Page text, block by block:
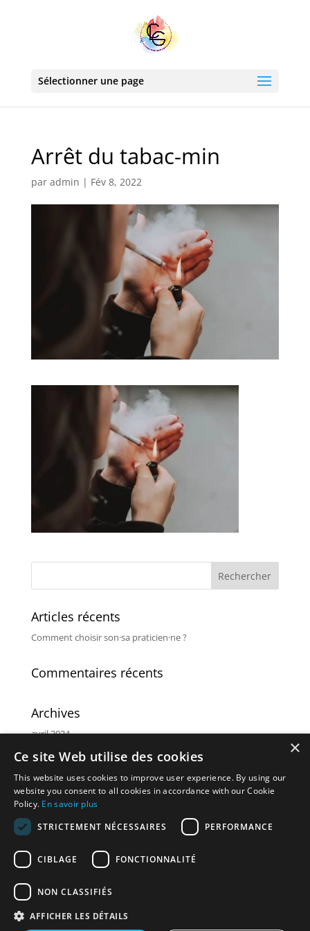
Sélectionner une page
Arrêt du tabac-min
par admin | Fév 8, 2022
Articles récents
Comment choisir son·sa praticien·ne ?
Commentaires récents
Archives
avril 2024
Non classé
Méta
Flux des publications
Flux des commentaires
×
Ce site Web utilise des cookies
This website uses cookies to improve user experience. By using our
website you consent to all cookies in accordance with our Cookie
Policy. En savoir plus
STRICTEMENT NÉCESSAIRES
PERFORMANCE
CIBLAGE FONCTIONNALITÉ
NON CLASSIFIÉS
AFFICHER LES DÉTAILS